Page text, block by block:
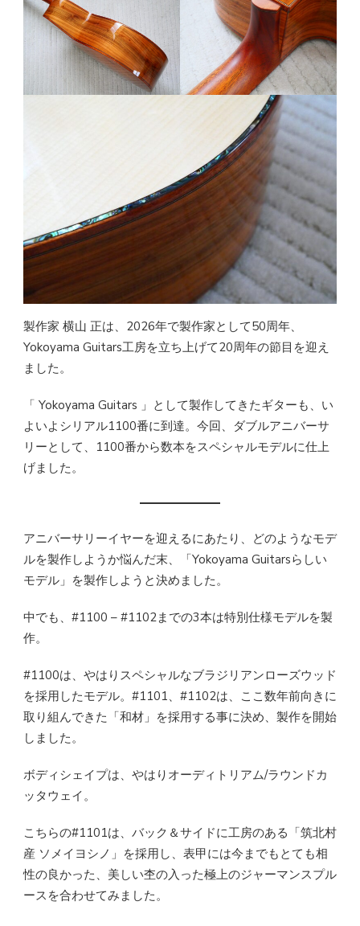
製作家 横山 正は、2026年で製作家として50周年、
Yokoyama Guitars工房を立ち上げて20周年の節目を迎え
ました。
「 Yokoyama Guitars 」として製作してきたギターも、い
よいよシリアル1100番に到達。今回、ダブルアニバーサ
リーとして、1100番から数本をスペシャルモデルに仕上
げました。
アニバーサリーイヤーを迎えるにあたり、どのようなモデ
ルを製作しようか悩んだ末、「Yokoyama Guitarsらしい
モデル」を製作しようと決めました。
中でも、#1100 – #1102までの3本は特別仕様モデルを製
作。
#1100は、やはりスペシャルなブラジリアンローズウッド
を採用したモデル。#1101、#1102は、ここ数年前向きに
取り組んできた「和材」を採用する事に決め、製作を開始
しました。
ボディシェイプは、やはりオーディトリアム/ラウンドカ
ッタウェイ。
こちらの#1101は、バック＆サイドに工房のある「筑北村
産 ソメイヨシノ」を採用し、表甲には今までもとても相
性の良かった、美しい杢の入った極上のジャーマンスプル
ースを合わせてみました。